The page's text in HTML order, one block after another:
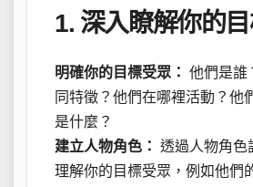
1. 深入瞭解你的
明確你的目標受眾： 他們是誰
同特徵？他們在哪裡活動？他
是什麼？
建立人物角色： 透過人物角色
理解你的目標受眾，例如他們